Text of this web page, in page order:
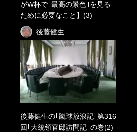
がW杯で｢最高の景色｣を見る
ために必要なこと】(3)
後藤健生
後藤健生の｢蹴球放浪記｣第316
回｢大統領官邸訪問記｣の巻(2)